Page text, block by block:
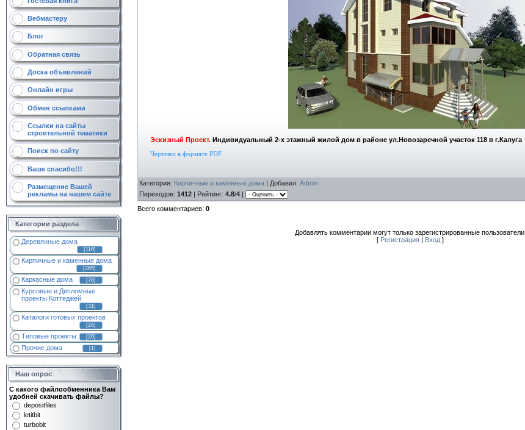
Вебмастеру
Блог
Обратная связь
Доска объявлений
Онлайн игры
Обмен ссылками
Ссылки на сайты
строительной тематики
Поиск по сайту
Ваше спасибо!!!
Размещение Вашей
рекламы на нашем сайте
Категории раздела
Деревянные дома
[116]
Кирпичные и каменные дома
[265]
Каркасные дома [78]
Курсовые и Дипломные
проекты Коттеджей
[31]
Каталоги готовых проектов
[26]
Типовые проекты [26]
Прочие дома [1]
Наш опрос
С какого файлообменника Вам
удобней скачивать файлы?
depositfiles
letitbit
turbobit
Эскизный Проект. Индивидуальный 2-х этажный жилой дом в районе ул.Новозаречной участок 118 в г.Калуга
Чертежи в формате PDF
Категория: Кирпичные и каменные дома | Добавил: Admin
Переходов: 1412 | Рейтинг: 4.8/4 |
Всего комментариев: 0
Добавлять комментарии могут только зарегистрированные пользователи.
[ Регистрация | Вход ]